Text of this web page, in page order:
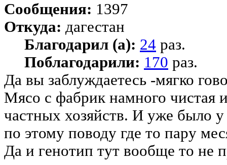
Сообщения: 1397
Откуда: дагестан
Благодарил (а): 24 раз.
Поблагодарили: 170 раз.
Да вы заблуждаетесь -мягко
Мясо с фабрик намного чистая
частных хозяйств. И уже было
по этому поводу где то пару
Да и генотип тут вообще то не